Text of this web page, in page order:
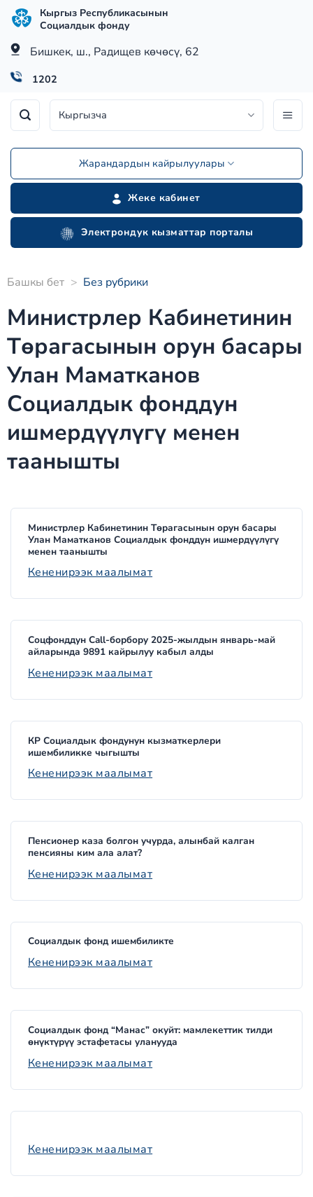
Skip
content
Кыргыз Республикасынын
Социалдык фонду
Бишкек, ш., Радищев көчөсү, 62
1202
Кыргызча
Жарандардын кайрылуулары
Жеке кабинет
Электрондук кызматтар порталы
Башкы бет > Без рубрики
Министрлер Кабинетинин
Төрагасынын орун басары
Улан Маматканов
Социалдык фонддун
ишмердүүлүгү менен
таанышты
Министрлер Кабинетинин Төрагасынын орун басары
Улан Маматканов Социалдык фонддун ишмердүүлүгү
менен таанышты
Кененирээк маалымат
Соцфонддун Call-борбору 2025-жылдын январь-май
айларында 9891 кайрылуу кабыл алды
Кененирээк маалымат
КР Социалдык фондунун кызматкерлери
ишембиликке чыгышты
Кененирээк маалымат
Пенсионер каза болгон учурда, алынбай калган
пенсияны ким ала алат?
Кененирээк маалымат
Социалдык фонд ишембиликте
Кененирээк маалымат
Социалдык фонд “Манас” окуйт: мамлекеттик тилди
өнүктүрүү эстафетасы уланууда
Кененирээк маалымат
Кененирээк маалымат